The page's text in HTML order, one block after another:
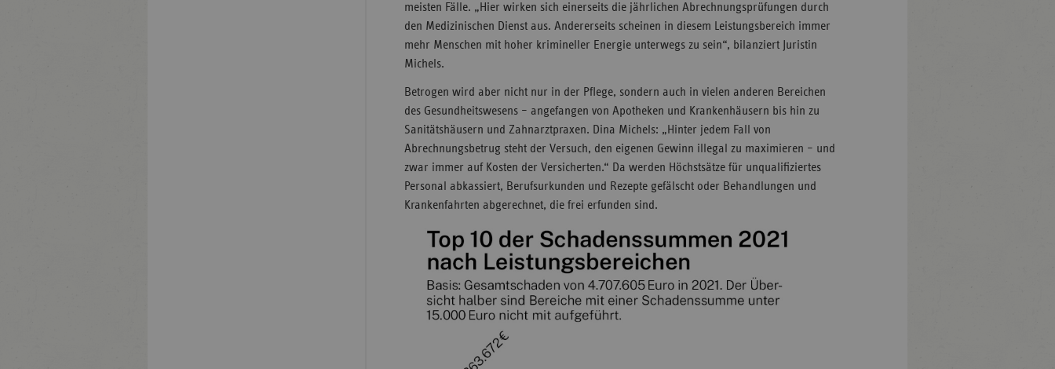
meisten Fälle. „Hier wirken sich einerseits die jährlichen Abrechnungsprüfungen durch
den Medizinischen Dienst aus. Andererseits scheinen in diesem Leistungsbereich immer
mehr Menschen mit hoher krimineller Energie unterwegs zu sein“, bilanziert Juristin
Michels.
Betrogen wird aber nicht nur in der Pflege, sondern auch in vielen anderen Bereichen
des Gesundheitswesens – angefangen von Apotheken und Krankenhäusern bis hin zu
Sanitätshäusern und Zahnarztpraxen. Dina Michels: „Hinter jedem Fall von
Abrechnungsbetrug steht der Versuch, den eigenen Gewinn illegal zu maximieren – und
zwar immer auf Kosten der Versicherten.“ Da werden Höchstsätze für unqualifiziertes
Personal abkassiert, Berufsurkunden und Rezepte gefälscht oder Behandlungen und
Krankenfahrten abgerechnet, die frei erfunden sind.